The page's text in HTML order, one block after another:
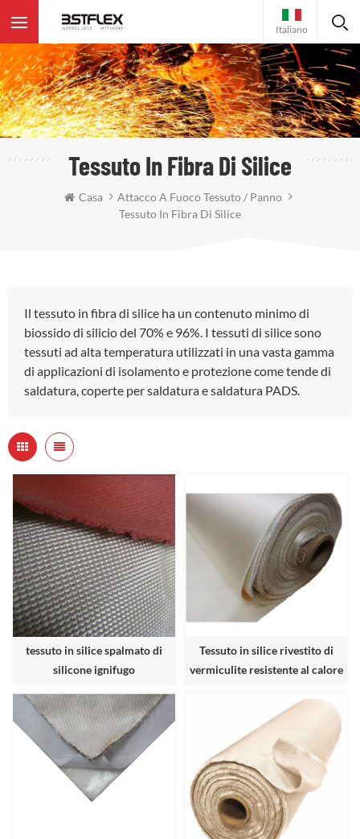
Italiano
Tessuto In Fibra Di Silice
Casa
Attacco A Fuoco Tessuto / Panno
Tessuto In Fibra Di Silice
Il tessuto in fibra di silice ha un contenuto minimo di
biossido di silicio del 70% e 96%. I tessuti di silice sono
tessuti ad alta temperatura utilizzati in una vasta gamma
di applicazioni di isolamento e protezione come tende di
saldatura, coperte per saldatura e saldatura PADS.
tessuto in silice spalmato di
silicone ignifugo
Tessuto in silice rivestito di
vermiculite resistente al calore